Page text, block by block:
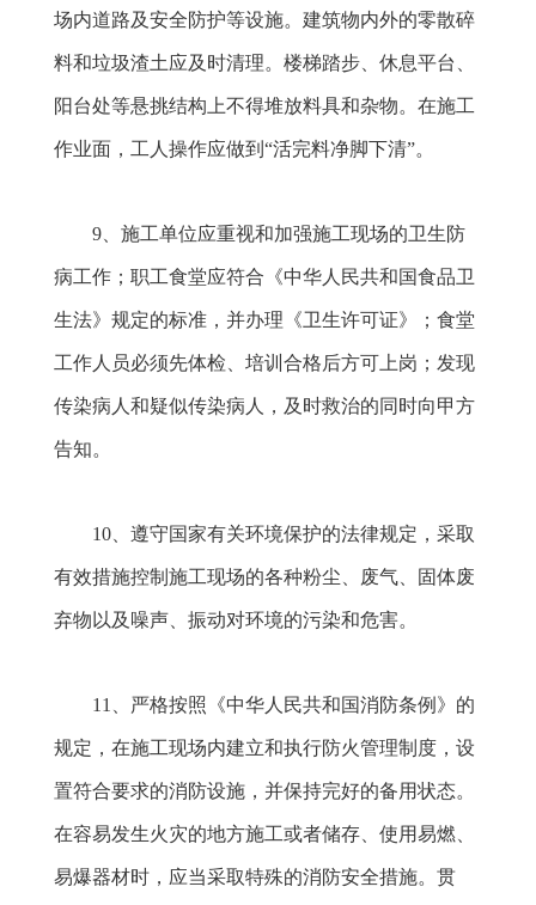
场内道路及安全防护等设施。建筑物内外的零散碎
料和垃圾渣土应及时清理。楼梯踏步、休息平台、
阳台处等悬挑结构上不得堆放料具和杂物。在施工
作业面，工人操作应做到“活完料净脚下清”。
9、施工单位应重视和加强施工现场的卫生防
病工作；职工食堂应符合《中华人民共和国食品卫
生法》规定的标准，并办理《卫生许可证》；食堂
工作人员必须先体检、培训合格后方可上岗；发现
传染病人和疑似传染病人，及时救治的同时向甲方
告知。
10、遵守国家有关环境保护的法律规定，采取
有效措施控制施工现场的各种粉尘、废气、固体废
弃物以及噪声、振动对环境的污染和危害。
11 、严格按照《中华人民共和国消防条例》的
规定，在施工现场内建立和执行防火管理制度，设
置符合要求的消防设施，并保持完好的备用状态。
在容易发生火灾的地方施工或者储存、使用易燃、
易爆器材时，应当采取特殊的消防安全措施。贯